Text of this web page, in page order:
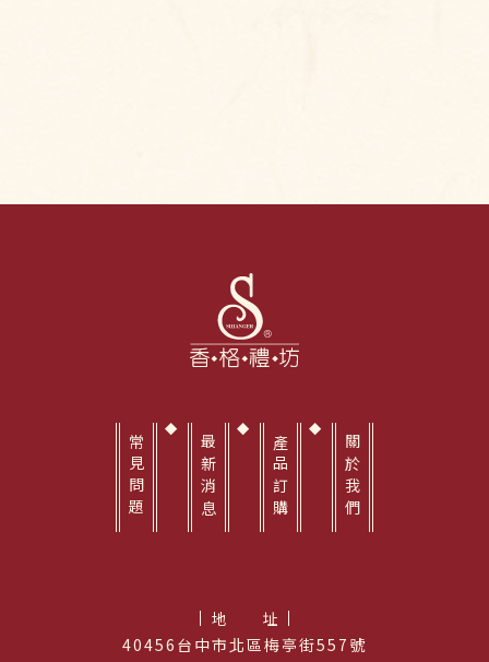
常見問題 最新消息 產品訂購 關於我們
地址
40456台中市北區梅亭街557號